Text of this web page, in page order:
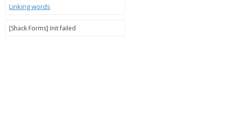
Linking words
[Shack Forms] Init failed